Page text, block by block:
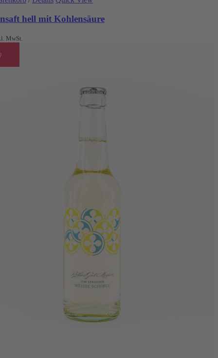
hell mit Kohlensäure
MwSt.